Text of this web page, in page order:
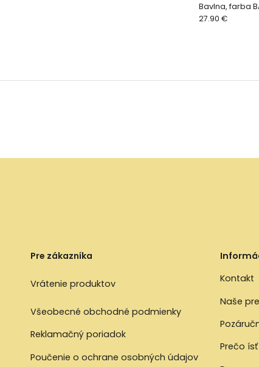
Bavlna, farba
rukáv
27.90 €
Pre zákazníka
Vrátenie produktov
Všeobecné obchodné podmienky
Reklamačný poriadok
Poučenie o ochrane osobných údajov
Kontakt
Naše
Prečo